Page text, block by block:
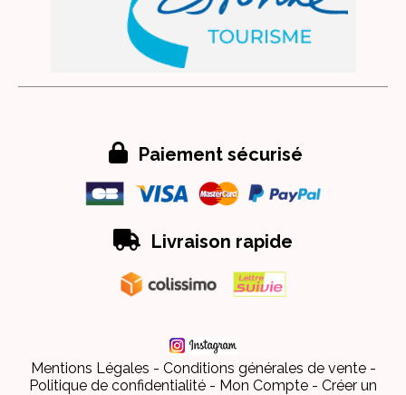
 Paiement sécurisé
 Livraison rapide
Mentions Légales
Conditions générales de vente
Politique de confidentialité
Mon Compte
Créer un